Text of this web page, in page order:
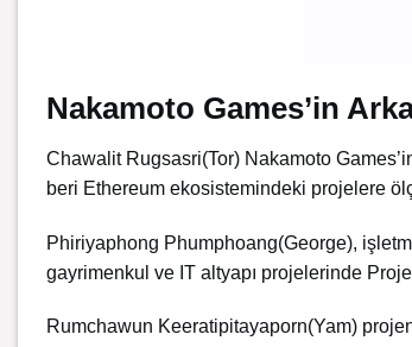
Nakamoto Games’in
Chawalit Rugsasri(Tor) Nakamoto
beri Ethereum ekosistemindeki projelere
Phiriyaphong Phumphoang(George),
gayrimenkul ve IT altyapı projelerinde
Rumchawun Keeratipitayaporn(Yam)